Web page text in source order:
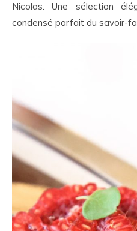
Nicolas. Une sélection
condensé parfait du savoir-